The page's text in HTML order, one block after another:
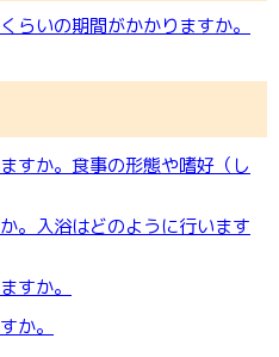
らいの期間がかかりますか。
すか。食事の形態や嗜好（し
。入浴はどのように行います
すか。
か。